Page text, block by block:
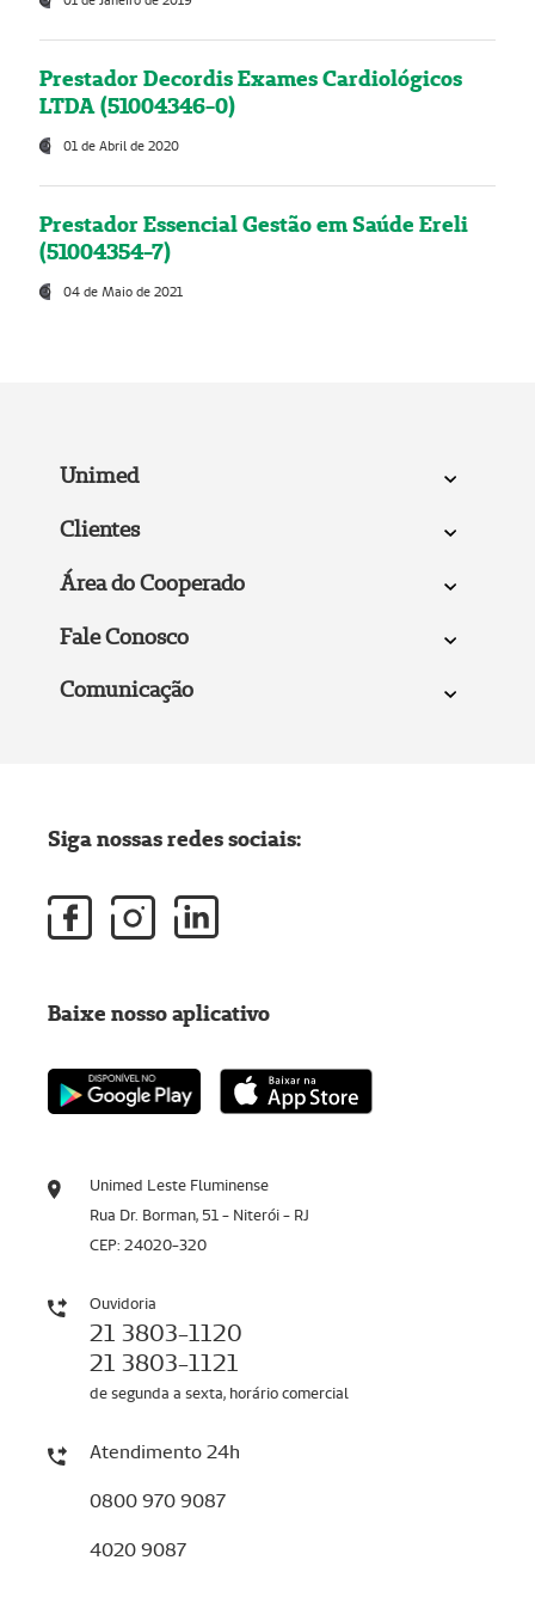
Prestador Decordis Exames Cardiológicos
LTDA (51004346-0)
01 de Abril de 2020
Prestador Essencial Gestão em Saúde Ereli
(51004354-7)
04 de Maio de 2021
Unimed
Clientes
Área do Cooperado
Fale Conosco
Comunicação
Unimed Leste Fluminense
Rua Dr. Borman, 51 - Niterói - RJ
CEP: 24020-320
Ouvidoria
21 3803-1120
21 3803-1121
de segunda a sexta, horário comercial
Atendimento 24h
0800 970 9087
4020 9087
Siga nossas redes sociais:
Baixe nosso aplicativo